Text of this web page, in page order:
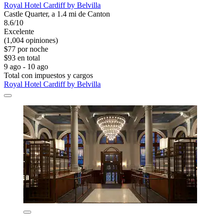
Royal Hotel Cardiff by Belvilla
Castle Quarter, a 1.4 mi de Canton
8.6/10
Excelente
(1,004 opiniones)
$77 por noche
$93 en total
9 ago - 10 ago
Total con impuestos y cargos
Royal Hotel Cardiff by Belvilla